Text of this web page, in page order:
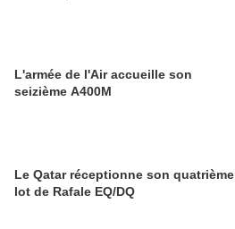
L'armée de l'Air accueille son
seizième A400M
Le Qatar réceptionne son quatrième
lot de Rafale EQ/DQ